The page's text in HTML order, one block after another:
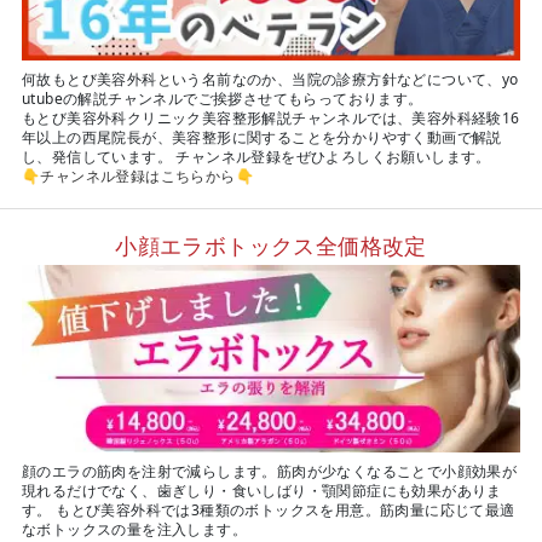
何故もとび美容外科という名前なのか、当院の診療方針などについて、yo
utubeの解説チャンネルでご挨拶させてもらっております。
もとび美容外科クリニック美容整形解説チャンネルでは、美容外科経験16
年以上の西尾院長が、美容整形に関することを分かりやすく動画で解説
し、発信しています。 チャンネル登録をぜひよろしくお願いします。
👇チャンネル登録はこちらから 👇
小顔エラボトックス全価格改定
顔のエラの筋肉を注射で減らします。筋肉が少なくなることで小顔効果が
現れるだけでなく、歯ぎしり・食いしばり・顎関節症にも効果がありま
す。 もとび美容外科では3種類のボトックスを用意。筋肉量に応じて最適
なボトックスの量を注入します。